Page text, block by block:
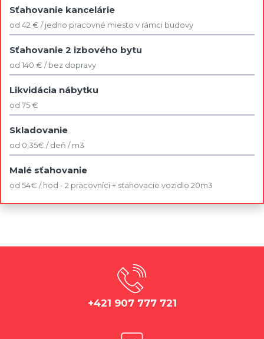
Sťahovanie kancelárie
od 42 € / jedno pracovné miesto v rámci budovy
Sťahovanie 2 izbového bytu
od 140 € / bez dopravy
Likvidácia nábytku
od 75 €
Skladovanie
od 0,35€ / deň / m3
Malé sťahovanie
od 54€ / hod - 2 pracovníci + sťahovacie vozidlo 20m3
+421 907 777 721